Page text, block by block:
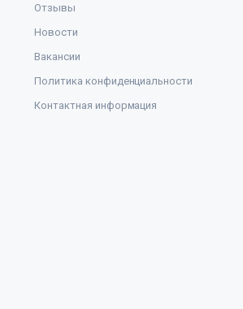
Отзывы
Новости
Вакансии
Политика конфиденциальности
Контактная информация